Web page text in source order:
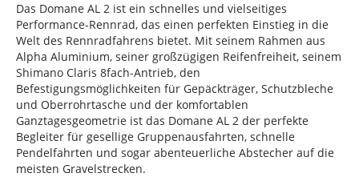
Das Domane AL 2 ist ein schnelles und vielseitiges
Performance-Rennrad, das einen perfekten Einstieg in die
Welt des Rennradfahrens bietet. Mit seinem Rahmen aus
Alpha Aluminium, seiner großzügigen Reifenfreiheit, seinem
Shimano Claris 8fach-Antrieb, den
Befestigungsmöglichkeiten für Gepäckträger, Schutzbleche
und Oberrohrtasche und der komfortablen
Ganztagesgeometrie ist das Domane AL 2 der perfekte
Begleiter für gesellige Gruppenausfahrten, schnelle
Pendelfahrten und sogar abenteuerliche Abstecher auf die
meisten Gravelstrecken.